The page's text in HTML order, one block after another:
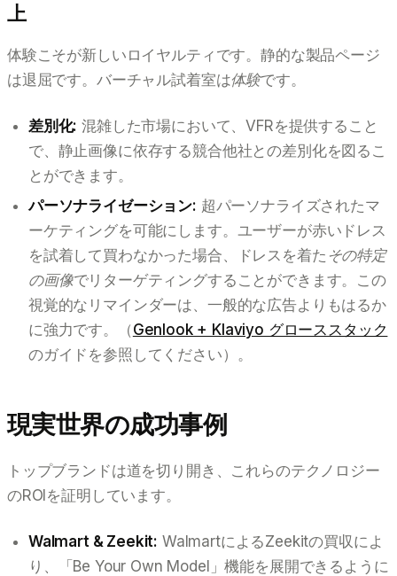
上
体験こそが新しいロイヤルティです。静的な製品ページ
は退屈です。バーチャル試着室は体験です。
差別化: 混雑した市場において、VFRを提供すること
で、静止画像に依存する競合他社との差別化を図るこ
とができます。
パーソナライゼーション: 超パーソナライズされたマ
ーケティングを可能にします。ユーザーが赤いドレス
を試着して買わなかった場合、ドレスを着た その特定
の画像でリターゲティングすることができます。この
視覚的なリマインダーは、一般的な広告よりもはるか
に強力です。（ Genlook + Klaviyo グローススタック
のガイドを参照してください）。
現実世界の成功事例
トップブランドは道を切り開き、これらのテクノロジー
のROIを証明しています。
Walmart & Zeekit: WalmartによるZeekitの買収によ
り、「Be Your Own Model」機能を展開できるように